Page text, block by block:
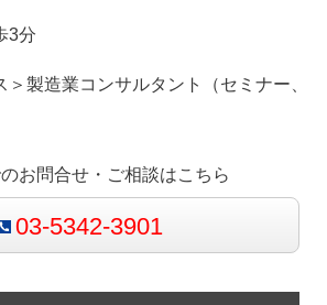
3分
＞製造業コンサルタント（セミナー、
お問合せ・ご相談はこちら
03-5342-3901